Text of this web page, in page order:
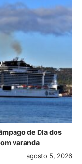
de Dia dos
varanda
agosto 5, 2026